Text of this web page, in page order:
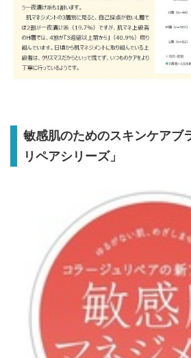
敏感肌のためのスキンケアブ
リペアシリーズ」